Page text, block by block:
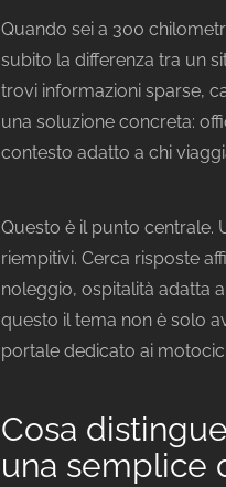
Quando sei a 300
subito la differenza tra un
trovi informazioni sparse,
una soluzione concreta:
contesto adatto a chi
Questo è il punto centrale.
riempitivi. Cerca risposte
noleggio, ospitalità adatta
questo il tema non è solo
portale dedicato ai
Cosa
una semplice